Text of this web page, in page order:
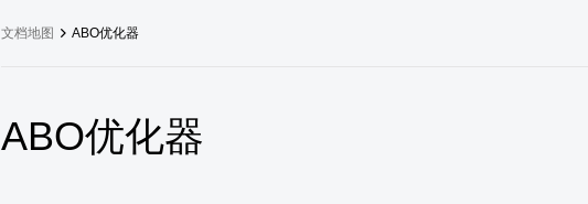
文档地图 ABO优化器
ABO优化器